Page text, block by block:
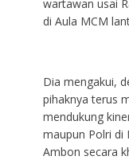
wartawan usai
di Aula MCM
Dia mengakui,
pihaknya terus
mendukung
maupun Polri di
Ambon secara